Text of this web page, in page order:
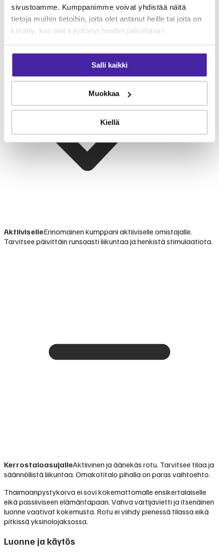
sivustoamme. Kumppanimme voivat yhdistää näitä
tietoja muihin tietoihin, joita olet antanut heille tai joita on
kerätty, kun olet käyttänyt heidän palvelujaan.
Salli kaikki
Muokkaa
Kiellä
lasten kanssa.
AktiiviselleErinomainen kumppani aktiiviselle omistajalle.
Tarvitsee päivittäin runsaasti liikuntaa ja henkistä stimulaatiota.
KerrostaloasujalleAktiivinen ja äänekäs rotu. Tarvitsee tilaa ja
säännöllistä liikuntaa. Omakotitalo pihalla on paras vaihtoehto.
Thaimaanpystykorva ei sovi kokemattomalle ensikertalaiselle
eikä passiiviseen elämäntapaan. Vahva vartijavietti ja itsenäinen
luonne vaativat kokemusta. Rotu ei viihdy pienessä tilassa eikä
pitkissä yksinolojaksossa.
Luonne ja käytös